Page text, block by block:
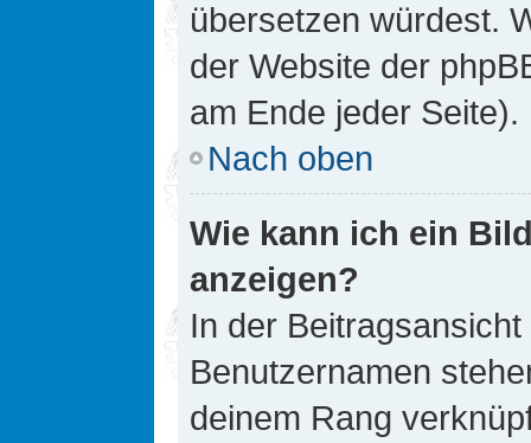
übersetzen würdest.
der Website der
am Ende jeder Seite).
Nach oben
Wie kann ich ein
anzeigen?
In der
Benutzernamen
deinem Rang